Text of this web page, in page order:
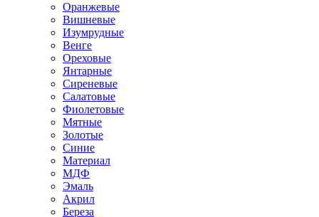
Оранжевые
Вишневые
Изумрудные
Венге
Ореховые
Янтарные
Сиреневые
Салатовые
Фиолетовые
Мятные
Золотые
Синие
Материал
МДФ
Эмаль
Акрил
Береза